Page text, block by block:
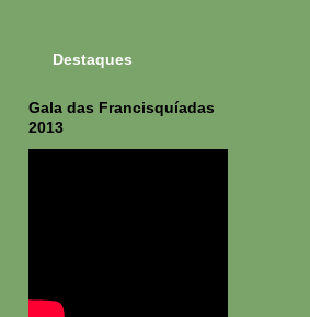
Destaques
Gala das Francisquíadas
2013